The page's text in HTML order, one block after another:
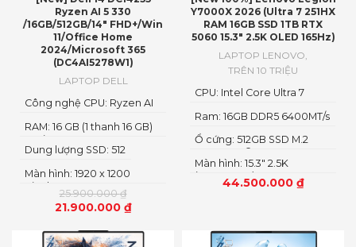
Ryzen AI 5 330
/16GB/512GB/14″ FHD+/Win
11/Office Home
2024/Microsoft 365
(DC4AI5278W1)
LAPTOP DELL
25.900.000₫
21.900.000 ₫
Màn hình: 1920 x 1200
Pixels
Dung lượng SSD: 512
RAM: 16 GB (1 thanh 16 GB)
Loại RAM: DDR5
Công nghệ CPU: Ryzen AI
Y7000X 2026 (Ultra 7 251HX
RAM 16GB SSD 1TB RTX
5060 15.3″ 2.5K OLED 165Hz)
LAPTOP LENOVO,
TRÊN 10 TRIỆU
44.500.000 ₫
Màn hình: 15.3" 2.5K
(2560x1600) OLED
Ổ cứng: 512GB SSD M.2
2242 PCIe® 4.0×4 NVMe
Ram: 16GB DDR5 6400MT/s
CPU: Intel Core Ultra 7